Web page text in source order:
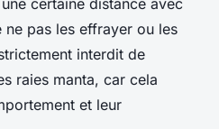
ne pas les effrayer ou les
interdit de
raies manta, car cela
et leur